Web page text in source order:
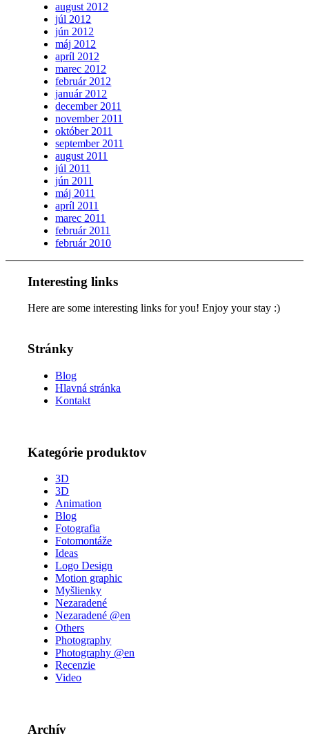
august 2012
júl 2012
jún 2012
máj 2012
apríl 2012
marec 2012
február 2012
január 2012
december 2011
november 2011
október 2011
september 2011
august 2011
júl 2011
jún 2011
máj 2011
apríl 2011
marec 2011
február 2011
február 2010
Interesting links
Here are some interesting links for you! Enjoy your stay :)
Stránky
Blog
Hlavná stránka
Kontakt
Kategórie produktov
3D
3D
Animation
Blog
Fotografia
Fotomontáže
Ideas
Logo Design
Motion graphic
Myšlienky
Nezaradené
Nezaradené @en
Others
Photography
Photography @en
Recenzie
Video
Archív